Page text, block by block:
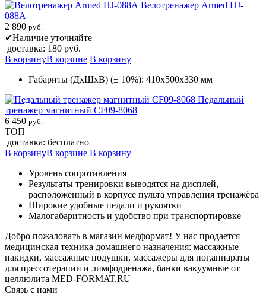
Велотренажер Armed HJ-
088A
2 890 руб.
✔Наличие уточняйте
доставка: 180 руб.
В корзинуВ корзине В корзину
Габариты (ДхШхВ) (± 10%): 410х500х330 мм
Педальный
тренажер магнитный CF09-8068
6 450 руб.
ТОП
доставка: бесплатно
В корзинуВ корзине В корзину
Уровень сопротивления
Результаты тренировки выводятся на дисплей,
расположенный в корпусе пульта управления тренажёра
Широкие удобные педали и рукоятки
Малогабаритность и удобство при транспортировке
Добро пожаловать в магазин медформат! У нас продается
медицинская техника домашнего назначения: массажные
накидки, массажные подушки, массажеры для ног,аппараты
для прессотерапии и лимфодренажа, банки вакуумные от
целлюлита MED-FORMAT.RU
Связь с нами